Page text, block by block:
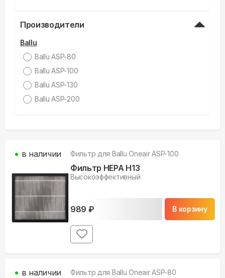
Производители
Ballu
Ballu ASP-80
Ballu ASP-100
Ballu ASP-130
Ballu ASP-200
Фильтр для Ballu Oneair ASP-100
Фильтр HEPA H13
Высокоэффективный
989 ₽ В корзину
в наличии
Фильтр для Ballu Oneair ASP-80
в наличии